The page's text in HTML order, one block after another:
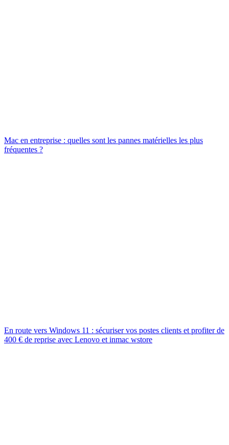
Mac en entreprise : quelles sont les pannes matérielles les plus
fréquentes ?
En route vers Windows 11 : sécuriser vos postes clients et profiter de
400 € de reprise avec Lenovo et inmac wstore